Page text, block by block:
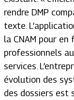
rendre DMP
texte.
la CNAM pour
professionnels
services.
évolution des
des dossiers est